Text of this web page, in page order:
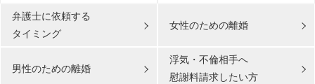
弁護士に依頼する
タイミング
女性のための離婚
男性のための離婚
浮気・不倫相手へ
慰謝料請求したい方